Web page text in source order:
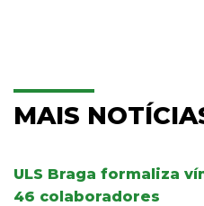
MAIS
ULS Braga formaliza
46 colaboradores